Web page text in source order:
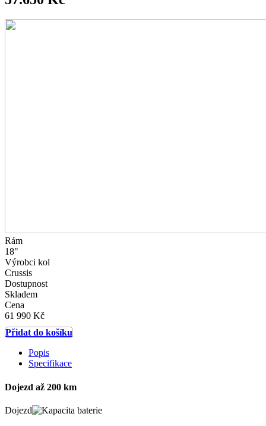
Rám
18"
Výrobci kol
Crussis
Dostupnost
Skladem
Cena
61 990 Kč
Přidat do košíku
Popis
Specifikace
Dojezd až 200 km
Dojezd